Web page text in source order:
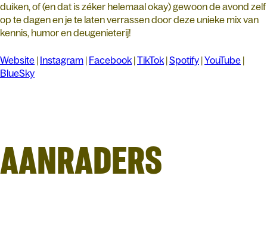
duiken, of (en dat is zéker helemaal okay) gewoon de avond zelf
op te dagen en je te laten verrassen door deze unieke mix van
kennis, humor en deugenieterij!
Website | Instagram | Facebook |TikTok |Spotify |YouTube |
BlueSky
AANRADERS